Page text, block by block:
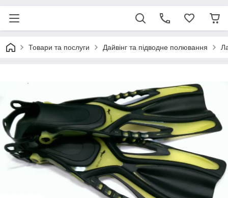
Товари та послуги Дайвінг та підводне полювання